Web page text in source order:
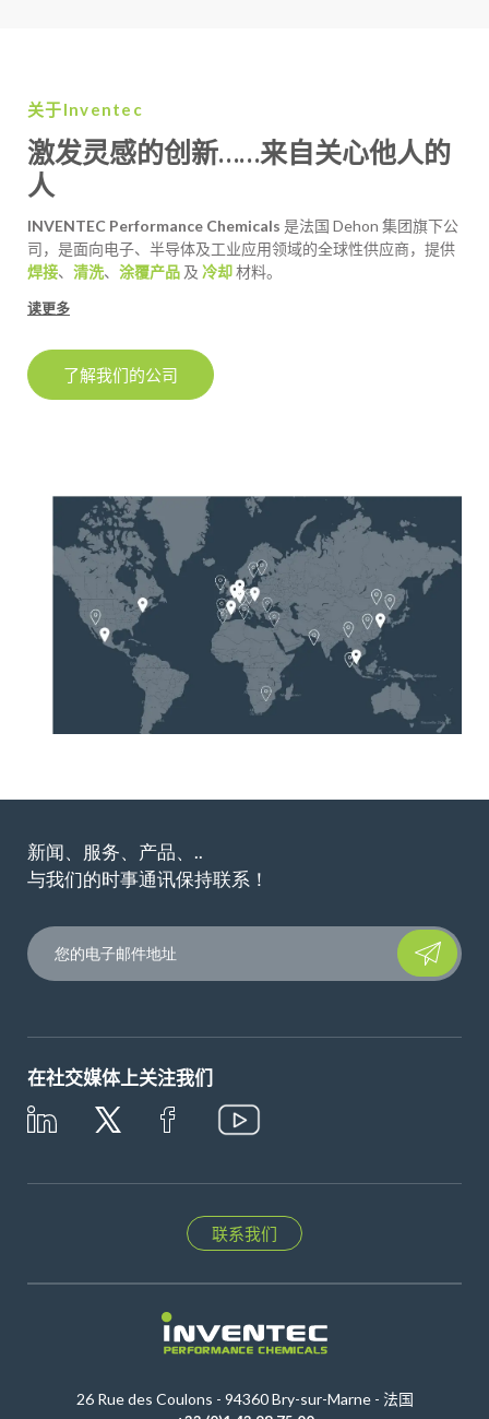
关于Inventec
激发灵感的创新……来自关心他人的
人
INVENTEC Performance Chemicals 是法国 Dehon 集团旗下公
司，是面向电子、半导体及工业应用领域的全球性供应商，提供
焊接、 清洗、 涂覆产品 及 冷却材料。
读更多
了解我们的公司
新闻、服务、产品、..
与我们的时事通讯保持联系！
Please
在社交媒体上关注我们
联系我们
26 Rue des Coulons - 94360 Bry-sur-Marne - 法国